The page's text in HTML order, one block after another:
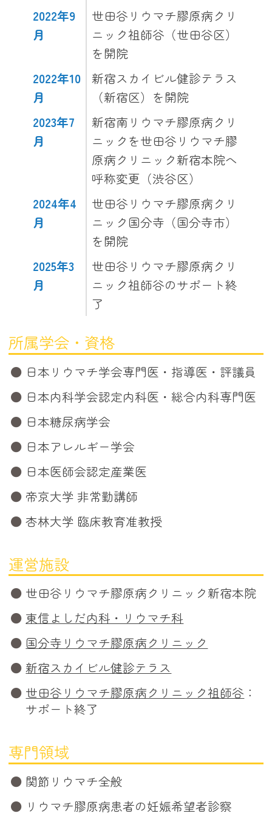
2022年9
月
世田谷リウマチ膠原病クリ
ニック祖師谷（世田谷区）
を開院
2022年10
月
新宿スカイビル健診テラス
（新宿区）を開院
2023年7
月
新宿南リウマチ膠原病クリ
ニックを世田谷リウマチ膠
原病クリニック新宿本院へ
呼称変更（渋谷区）
2024年4
月
世田谷リウマチ膠原病クリ
ニック国分寺（国分寺市）
を開院
2025年3
月
世田谷リウマチ膠原病クリ
ニック祖師谷のサポート終
了
所属学会・資格
日本リウマチ学会専門医・指導医・評議員
日本内科学会認定内科医・総合内科専門医
日本糖尿病学会
日本アレルギー学会
日本医師会認定産業医
帝京大学 非常勤講師
杏林大学 臨床教育准教授
運営施設
世田谷リウマチ膠原病クリニック新宿本院
東信よしだ内科・リウマチ科
国分寺リウマチ膠原病クリニック
新宿スカイビル健診テラス
世田谷リウマチ膠原病クリニック祖師谷 ：
サポート終了
専門領域
関節リウマチ全般
リウマチ膠原病患者の妊娠希望者診察